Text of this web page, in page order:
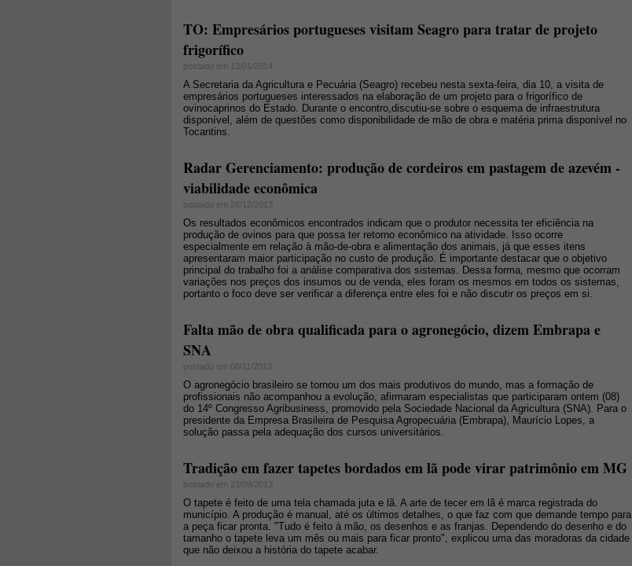
TO: Empresários portugueses visitam Seagro para tratar de projeto
frigorífico
postado em 13/01/2014
A Secretaria da Agricultura e Pecuária (Seagro) recebeu nesta sexta-feira, dia 10, a visita de
empresários portugueses interessados na elaboração de um projeto para o frigorífico de
ovinocaprinos do Estado. Durante o encontro,discutiu-se sobre o esquema de infraestrutura
disponível, além de questões como disponibilidade de mão de obra e matéria prima disponível no
Tocantins.
Radar Gerenciamento: produção de cordeiros em pastagem de azevém -
viabilidade econômica
postado em 26/12/2013
Os resultados econômicos encontrados indicam que o produtor necessita ter eficiência na
produção de ovinos para que possa ter retorno econômico na atividade. Isso ocorre
especialmente em relação à mão-de-obra e alimentação dos animais, já que esses itens
apresentaram maior participação no custo de produção. É importante destacar que o objetivo
principal do trabalho foi a análise comparativa dos sistemas. Dessa forma, mesmo que ocorram
variações nos preços dos insumos ou de venda, eles foram os mesmos em todos os sistemas,
portanto o foco deve ser verificar a diferença entre eles foi e não discutir os preços em si.
Falta mão de obra qualificada para o agronegócio, dizem Embrapa e
SNA
postado em 08/11/2013
O agronegócio brasileiro se tornou um dos mais produtivos do mundo, mas a formação de
profissionais não acompanhou a evolução, afirmaram especialistas que participaram ontem (08)
do 14º Congresso Agribusiness, promovido pela Sociedade Nacional da Agricultura (SNA). Para o
presidente da Empresa Brasileira de Pesquisa Agropecuária (Embrapa), Maurício Lopes, a
solução passa pela adequação dos cursos universitários.
Tradição em fazer tapetes bordados em lã pode virar patrimônio em MG
postado em 23/09/2013
O tapete é feito de uma tela chamada juta e lã. A arte de tecer em lã é marca registrada do
município. A produção é manual, até os últimos detalhes, o que faz com que demande tempo para
a peça ficar pronta. "Tudo é feito à mão, os desenhos e as franjas. Dependendo do desenho e do
tamanho o tapete leva um mês ou mais para ficar pronto", explicou uma das moradoras da cidade
que não deixou a história do tapete acabar.